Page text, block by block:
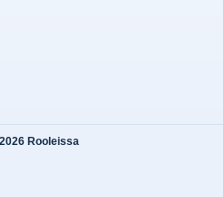
Rooleissa